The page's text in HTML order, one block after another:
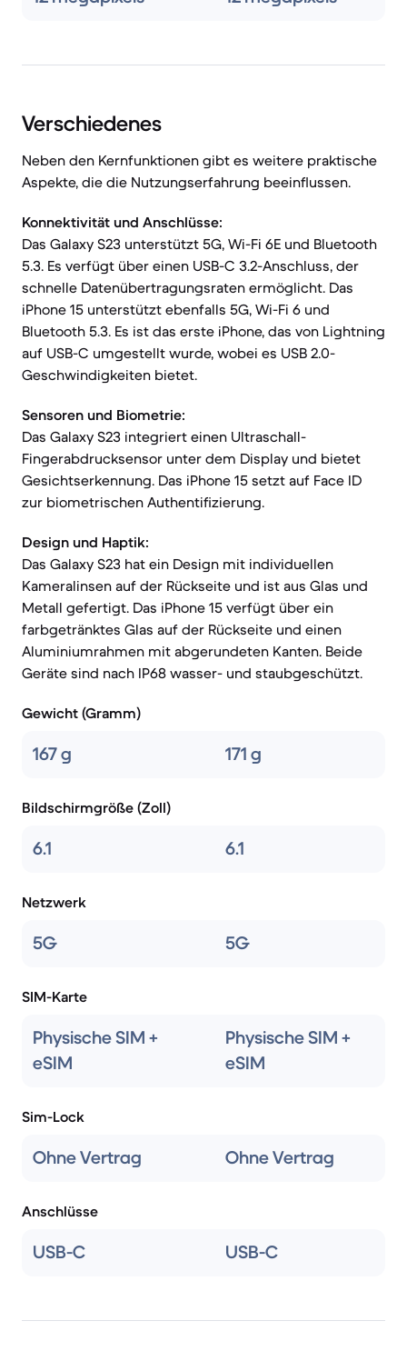
Verschiedenes
Neben den Kernfunktionen gibt es weitere praktische
Aspekte, die die Nutzungserfahrung beeinflussen.
Konnektivität und Anschlüsse:
Das Galaxy S23 unterstützt 5G, Wi-Fi 6E und Bluetooth
5.3. Es verfügt über einen USB-C 3.2-Anschluss, der
schnelle Datenübertragungsraten ermöglicht. Das
iPhone 15 unterstützt ebenfalls 5G, Wi-Fi 6 und
Bluetooth 5.3. Es ist das erste iPhone, das von Lightning
auf USB-C umgestellt wurde, wobei es USB 2.0-
Geschwindigkeiten bietet.
Sensoren und Biometrie:
Das Galaxy S23 integriert einen Ultraschall-
Fingerabdrucksensor unter dem Display und bietet
Gesichtserkennung. Das iPhone 15 setzt auf Face ID
zur biometrischen Authentifizierung.
Design und Haptik:
Das Galaxy S23 hat ein Design mit individuellen
Kameralinsen auf der Rückseite und ist aus Glas und
Metall gefertigt. Das iPhone 15 verfügt über ein
farbgetränktes Glas auf der Rückseite und einen
Aluminiumrahmen mit abgerundeten Kanten. Beide
Geräte sind nach IP68 wasser- und staubgeschützt.
Gewicht (Gramm)
167 g 171 g
Bildschirmgröße (Zoll)
6.1 6.1
Netzwerk
5G 5G
SIM-Karte
Physische SIM +
eSIM
Physische SIM +
eSIM
Sim-Lock
Ohne Vertrag Ohne Vertrag
Anschlüsse
USB-C USB-C